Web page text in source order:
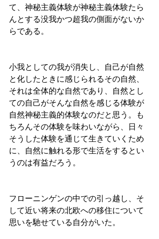
て、神秘主義体験が神秘主義体験たら
んとする没我かつ超我の側面がないか
らである。
小我としての我が消失し、自己が自然
と化したときに感じられるその自然、
それは全体的な自然であり、自然とし
ての自己がそんな自然を感じる体験が
自然神秘主義的体験なのだと思う。も
ちろんその体験を味わいながら、日々
そうした体験を通じて生きていくため
に、自然に触れる形で生活をするとい
うのは有益だろう。
フローニンゲンの中での引っ越し、そ
して近い将来の北欧への移住について
思いを馳せている自分がいた。